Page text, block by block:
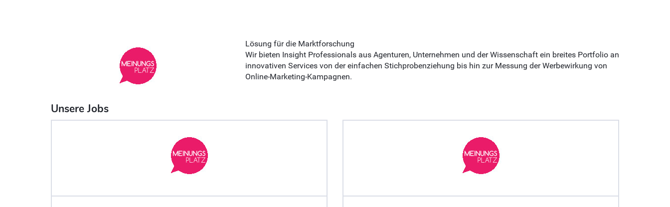
Lösung für die Marktforschung
Wir bieten Insight Professionals aus Agenturen, Unternehmen und der Wissenschaft ein breites Portfolio an
innovativen Services von der einfachen Stichprobenziehung bis hin zur Messung der Werbewirkung von
Online-Marketing-Kampagnen.
Unsere Jobs